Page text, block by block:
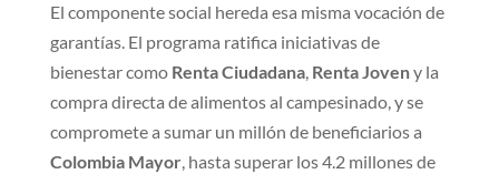
El componente social hereda esa misma vocación de
garantías. El programa ratifica iniciativas de
bienestar como Renta Ciudadana, Renta Joveny la
compra directa de alimentos al campesinado, y se
compromete a sumar un millón de beneficiarios a
Colombia Mayor, hasta superar los 4.2 millones de